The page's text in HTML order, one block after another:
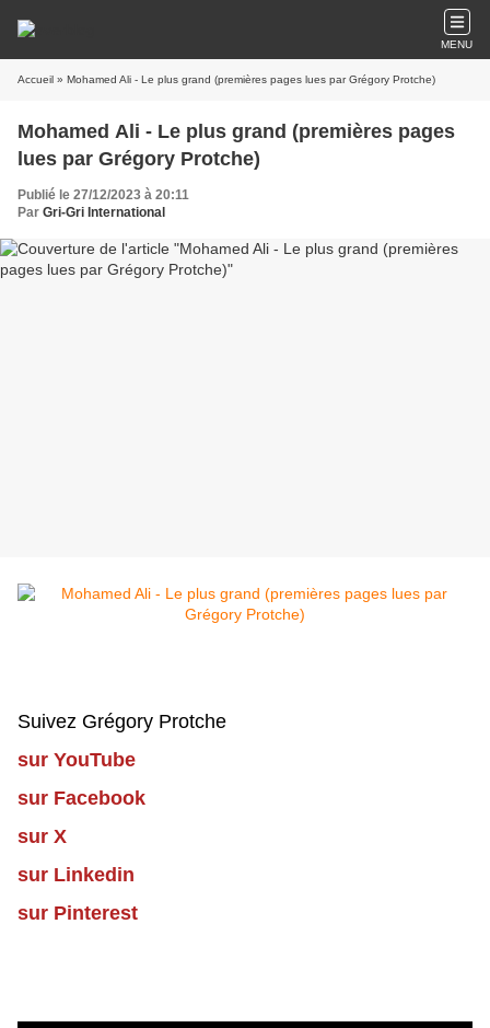
MENU
Accueil » Mohamed Ali - Le plus grand (premières pages lues par Grégory Protche)
Mohamed Ali - Le plus grand (premières pages
lues par Grégory Protche)
Publié le 27/12/2023 à 20:11
Par Gri-Gri International
Suivez Grégory Protche
sur YouTube
sur Facebook
sur X
sur Linkedin
sur Pinterest